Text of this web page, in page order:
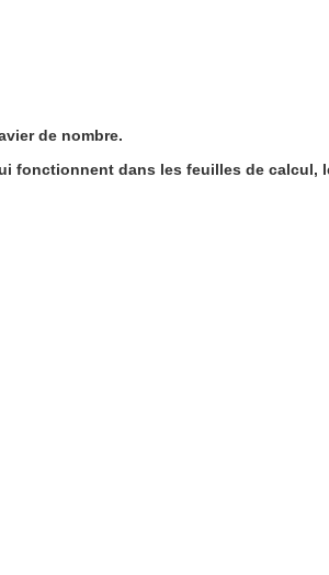
de nombre.
fonctionnent dans les feuilles de calcul,